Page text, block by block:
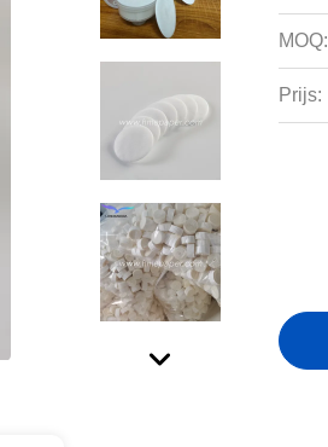
MOQ:
Prijs: